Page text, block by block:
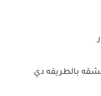
بالطريقه دي